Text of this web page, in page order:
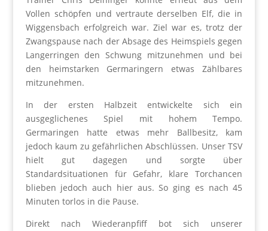
Vollen schöpfen und vertraute derselben Elf, die in
Wiggensbach erfolgreich war. Ziel war es, trotz der
Zwangspause nach der Absage des Heimspiels gegen
Langerringen den Schwung mitzunehmen und bei
den heimstarken Germaringern etwas Zählbares
mitzunehmen.
In der ersten Halbzeit entwickelte sich ein
ausgeglichenes Spiel mit hohem Tempo.
Germaringen hatte etwas mehr Ballbesitz, kam
jedoch kaum zu gefährlichen Abschlüssen. Unser TSV
hielt gut dagegen und sorgte über
Standardsituationen für Gefahr, klare Torchancen
blieben jedoch auch hier aus. So ging es nach 45
Minuten torlos in die Pause.
Direkt nach Wiederanpfiff bot sich unserer